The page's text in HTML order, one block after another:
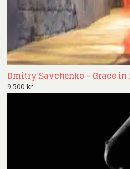
Dmitry Savchenko – Grace in
9.500 kr